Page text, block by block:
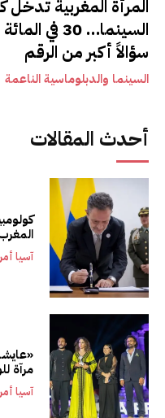
المرأة المغربية
السينما…
سؤالاً أكبر من الرقم
السينما والدبلوماسية الناعمة
أحدث المقالات
آسيا
مرآة
آسيا